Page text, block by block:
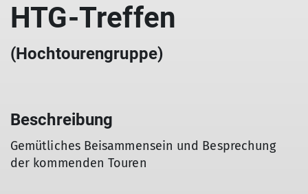
HTG-Treffen
(Hochtourengruppe)
Beschreibung
Gemütliches Beisammensein und Besprechung
der kommenden Touren